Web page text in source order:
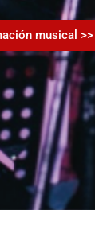
musical >>